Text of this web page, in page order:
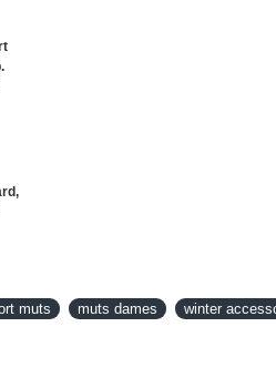
muts muts dames winter